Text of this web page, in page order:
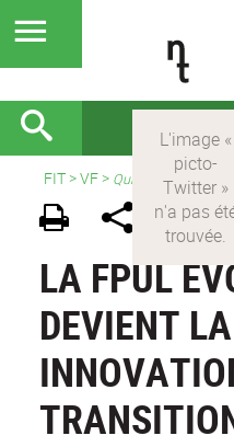
FIT>VF> Qui sommes nous ?
LA FPUL
DEVIENT